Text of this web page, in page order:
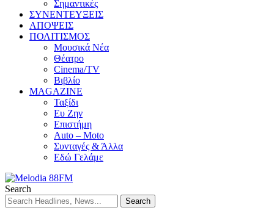
Σημαντικές
ΣΥΝΕΝΤΕΥΞΕΙΣ
ΑΠΟΨΕΙΣ
ΠΟΛΙΤΙΣΜΟΣ
Μουσικά Νέα
Θέατρο
Cinema/TV
Βιβλίο
MAGAZINE
Ταξίδι
Ευ Ζην
Επιστήμη
Auto – Moto
Συνταγές & Άλλα
Εδώ Γελάμε
Search